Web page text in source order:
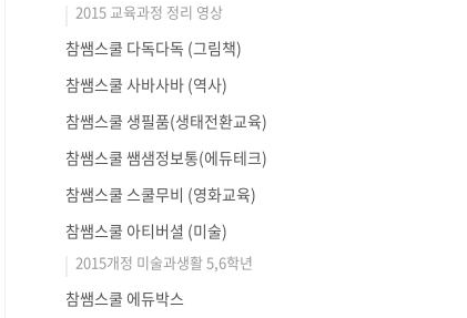
2015 교육과정 정리 영상
참쌤스쿨 다독다독 (그림책)
참쌤스쿨 사바사바 (역사)
참쌤스쿨 생필품(생태전환교육)
참쌤스쿨 쌤샘정보통(에듀테크)
참쌤스쿨 스쿨무비 (영화교육)
참쌤스쿨 아티버셜 (미술)
2015개정 미술과생활 5,6학년
참쌤스쿨 에듀박스